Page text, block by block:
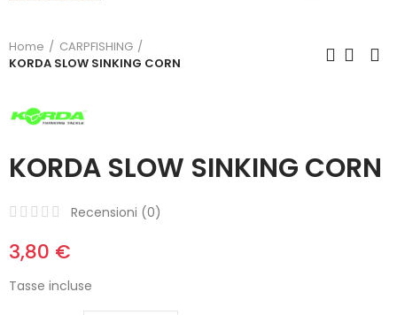
Home
CARPFISHING
KORDA SLOW SINKING CORN
KORDA SLOW SINKING CORN
Recensioni (0)
3,80 €
Tasse incluse